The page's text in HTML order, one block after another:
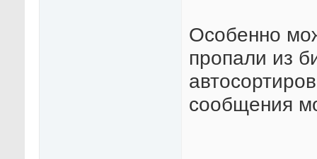
Особенно
пропали из
сообщения